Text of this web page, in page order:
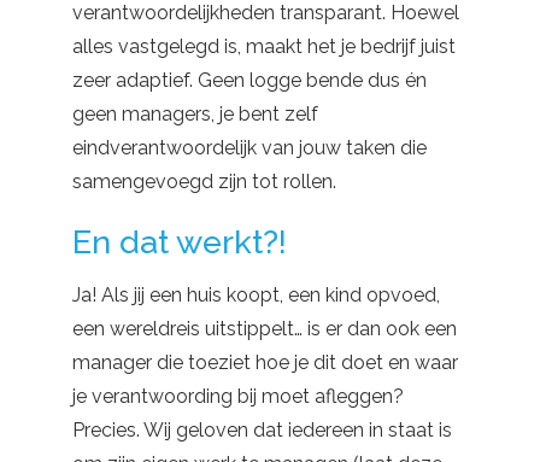
verantwoordelijkheden transparant. Hoewel
alles vastgelegd is, maakt het je bedrijf juist
zeer adaptief. Geen logge bende dus én
geen managers, je bent zelf
eindverantwoordelijk van jouw taken die
samengevoegd zijn tot rollen.
En dat werkt?!
Ja! Als jij een huis koopt, een kind opvoed,
een wereldreis uitstippelt… is er dan ook een
manager die toeziet hoe je dit doet en waar
je verantwoording bij moet afleggen?
Precies. Wij geloven dat iedereen in staat is